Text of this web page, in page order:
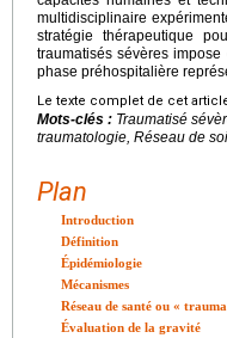
multidisciplinaire
stratégie thérapeutique
traumatisés sévères
phase préhospitalière
Le texte complet de cet
Mots-clés : Traumatisé
traumatologie, Réseau de
Plan
Introduction
Définition
Épidémiologie
Mécanismes
Réseau de santé ou «
Évaluation de la gravité